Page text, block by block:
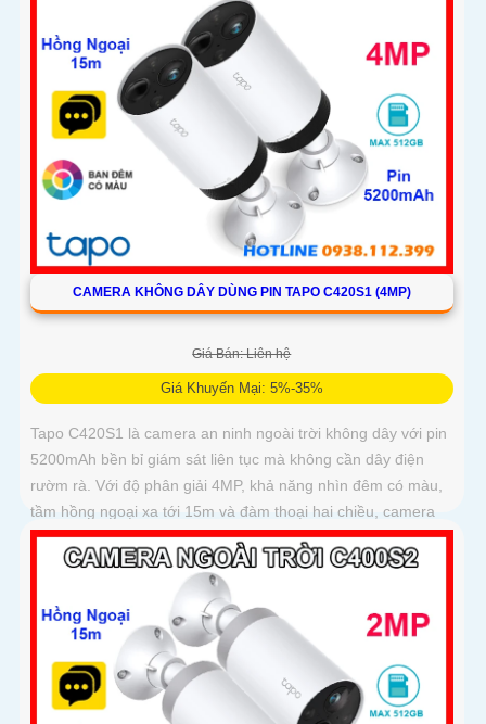
CAMERA KHÔNG DÂY DÙNG PIN TAPO C420S1 (4MP)
Giá Bán: Liên hệ
Giá Khuyến Mại: 5%-35%
Tapo C420S1 là camera an ninh ngoài trời không dây với pin
5200mAh bền bỉ giám sát liên tục mà không cần dây điện
rườm rà. Với độ phân giải 4MP, khả năng nhìn đêm có màu,
tầm hồng ngoại xa tới 15m và đàm thoại hai chiều, camera
mang đến trải nghiệm quan sát rõ nét